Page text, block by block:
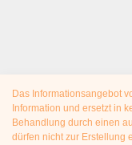
Das Informationsangebot
Information und ersetzt in
Behandlung durch einen
dürfen nicht zur Erstellung